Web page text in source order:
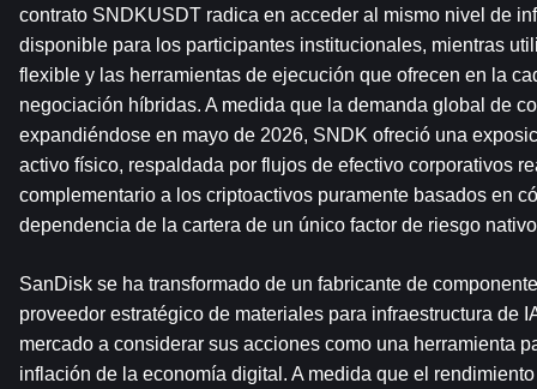
contrato SNDKUSDT radica en acceder al mismo nivel de
disponible para los participantes institucionales, mientras
flexible y las herramientas de ejecución que ofrecen en la
negociación híbridas. A medida que la demanda global de
expandiéndose en mayo de 2026, SNDK ofreció una
activo físico, respaldada por flujos de efectivo corporativos
complementario a los criptoactivos puramente basados en
dependencia de la cartera de un único factor de riesgo
SanDisk se ha transformado de un fabricante de
proveedor estratégico de materiales para infraestructura de
mercado a considerar sus acciones como una herramienta
inflación de la economía digital. A medida que el